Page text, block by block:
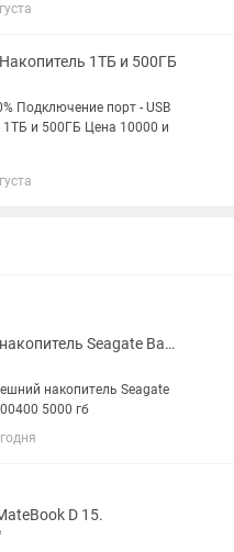
Гб Форм-фактор 2.5
1ТБ и 500ГБ
Подключение порт - USB
1ТБ и 500ГБ Цена 10000 и
Внешний накопитель Seagate Basic Stjl5000400 5000 гб
накопитель Seagate
5000 гб
D 15.